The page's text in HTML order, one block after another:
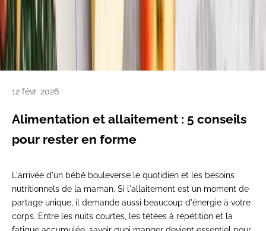
12 févr. 2026
Alimentation et allaitement : 5 conseils
pour rester en forme
L'arrivée d'un bébé bouleverse le quotidien et les besoins
nutritionnels de la maman. Si l'allaitement est un moment de
partage unique, il demande aussi beaucoup d'énergie à votre
corps. Entre les nuits courtes, les tétées à répétition et la